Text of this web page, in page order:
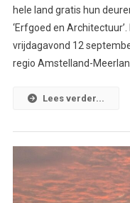
hele land gratis hun
‘Erfgoed en
vrijdagavond 12
regio Amstelland-
Lees verder...